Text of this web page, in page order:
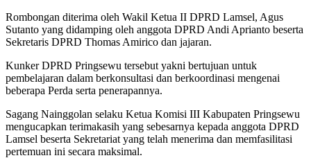
Rombongan diterima oleh Wakil Ketua II DPRD Lamsel, Agus
Sutanto yang didamping oleh anggota DPRD Andi Aprianto beserta
Sekretaris DPRD Thomas Amirico dan jajaran.
Kunker DPRD Pringsewu tersebut yakni bertujuan untuk
pembelajaran dalam berkonsultasi dan berkoordinasi mengenai
beberapa Perda serta penerapannya.
Sagang Nainggolan selaku Ketua Komisi III Kabupaten Pringsewu
mengucapkan terimakasih yang sebesarnya kepada anggota DPRD
Lamsel beserta Sekretariat yang telah menerima dan memfasilitasi
pertemuan ini secara maksimal.